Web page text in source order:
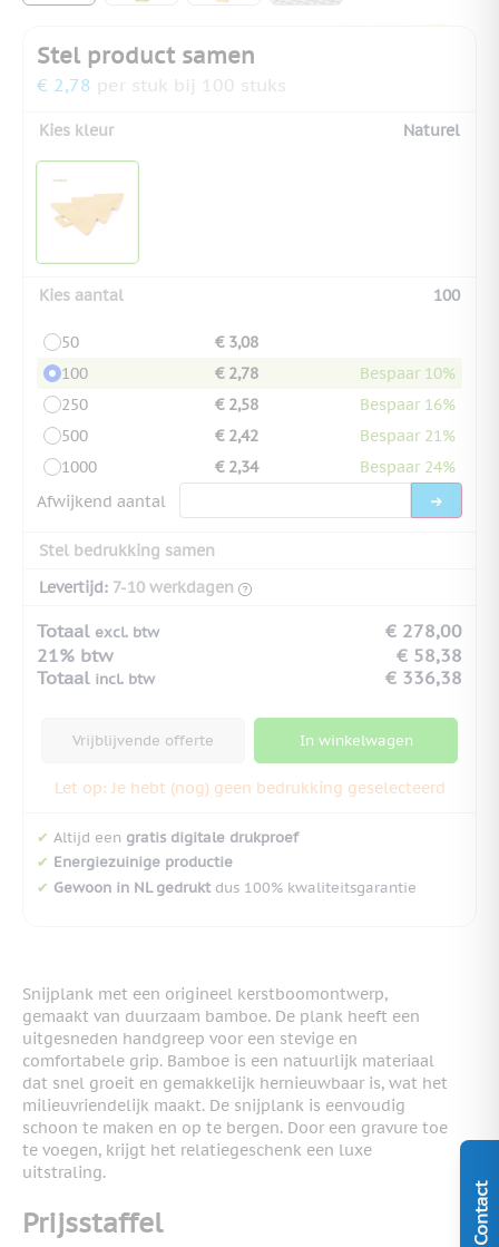
Contact
Stel product samen
€ 2,78 per stuk bij 100 stuks
Kies kleur Naturel
Kies aantal 100
50
€ 3,08
100
€ 2,78
Bespaar 10%
250
€ 2,58
Bespaar 16%
500
€ 2,42
Bespaar 21%
1000
€ 2,34
Bespaar 24%
Afwijkend aantal
Stel bedrukking samen
Levertijd: 7-10 werkdagen
Totaal excl. btw
€ 278,00
21% btw
€ 58,38
Totaal incl. btw € 336,38
Vrijblijvende offerte In winkelwagen
Let op: Je hebt (nog) geen bedrukking geselecteerd
✔ Altijd een gratis digitale drukproef
✔ Energiezuinige productie
✔ Gewoon in NL gedruktdus 100% kwaliteitsgarantie
Snijplank met een origineel kerstboomontwerp,
gemaakt van duurzaam bamboe. De plank heeft een
uitgesneden handgreep voor een stevige en
comfortabele grip. Bamboe is een natuurlijk materiaal
dat snel groeit en gemakkelijk hernieuwbaar is, wat het
milieuvriendelijk maakt. De snijplank is eenvoudig
schoon te maken en op te bergen. Door een gravure toe
te voegen, krijgt het relatiegeschenk een luxe
uitstraling.
Prijsstaffel